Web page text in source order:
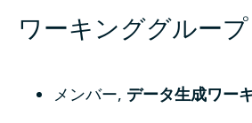
ワーキンググループ
メンバー, データ生成ワー